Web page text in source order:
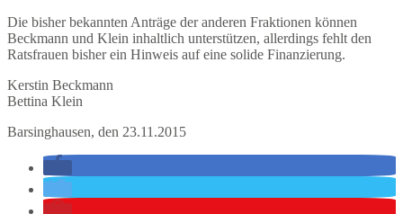
Die bisher bekannten Anträge der anderen Fraktionen können
Beckmann und Klein inhaltlich unterstützen, allerdings fehlt den
Ratsfrauen bisher ein Hinweis auf eine solide Finanzierung.
Kerstin Beckmann
Bettina Klein
Barsinghausen, den 23.11.2015